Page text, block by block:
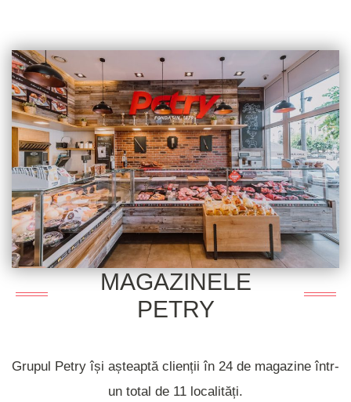
MAGAZINELE
PETRY
Grupul Petry își așteaptă clienții în 24 de magazine într-
un total de 11 localități.